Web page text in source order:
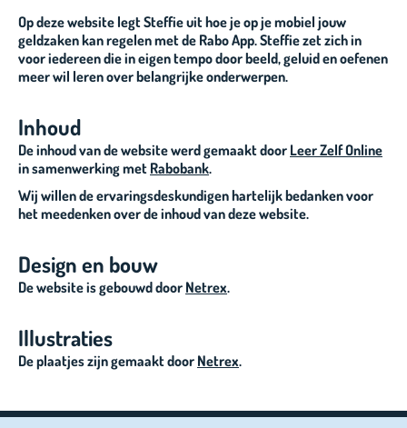
Op deze website legt Steffie uit hoe je op je mobiel jouw
geldzaken kan regelen met de Rabo App. Steffie zet zich in
voor iedereen die in eigen tempo door beeld, geluid en oefenen
meer wil leren over belangrijke onderwerpen.
Inhoud
De inhoud van de website werd gemaakt door Leer Zelf Online
in samenwerking met Rabobank.
Wij willen de ervaringsdeskundigen hartelijk bedanken voor
het meedenken over de inhoud van deze website.
Design en bouw
De website is gebouwd door Netrex.
Illustraties
De plaatjes zijn gemaakt door Netrex.